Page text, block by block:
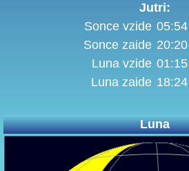
Jutri:
Sonce vzide 05:54
Sonce zaide 20:20
Luna vzide 01:15
Luna zaide 18:24
Luna